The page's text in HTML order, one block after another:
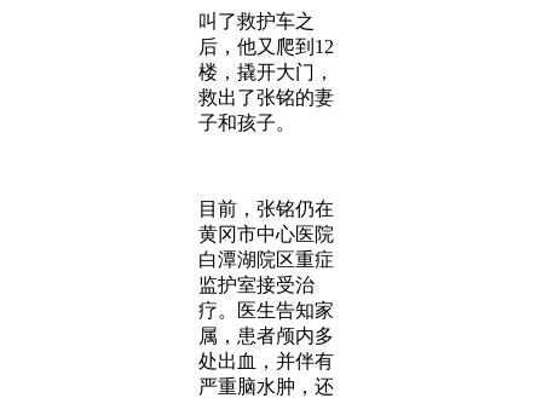
叫了救护车之
后，他又爬到12
楼，撬开大门，
救出了张铭的妻
子和孩子。
目前，张铭仍在
黄冈市中心医院
白潭湖院区重症
监护室接受治
疗。医生告知家
属，患者颅内多
处出血，并伴有
严重脑水肿，还